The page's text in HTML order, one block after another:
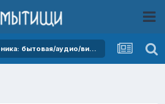
Электротехника и электроника: бытовая/аудио/видео/фото/телефонная/компьютерная и т.п.